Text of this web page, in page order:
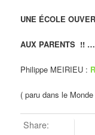
UNE ÉCOLE
AUX PARENTS !! …
Philippe MEIRIEU :
( paru dans le
Share: